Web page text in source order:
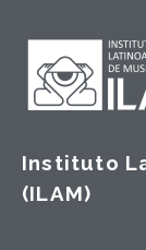
Instituto
(ILAM)